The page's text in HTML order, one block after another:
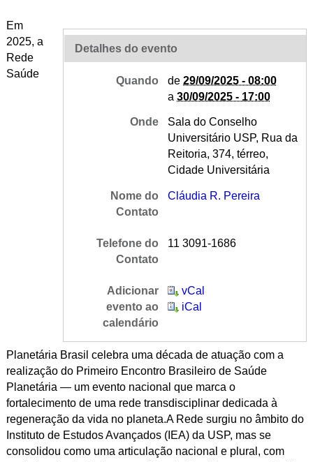
Detalhes do evento
Quando de29/09/2025 - 08:00
a30/09/2025 - 17:00
Onde
Sala do Conselho
Universitário USP, Rua da
Reitoria, 374, térreo,
Cidade Universitária
Nome do
Contato
Cláudia R. Pereira
Telefone do
Contato
11 3091-1686
Adicionar
evento ao
calendário
vCal
iCal
Em
2025, a
Rede
Saúde
Planetária Brasil celebra uma década de atuação com a
realização do Primeiro Encontro Brasileiro de Saúde
Planetária — um evento nacional que marca o
fortalecimento de uma rede transdisciplinar dedicada à
regeneração da vida no planeta.A Rede surgiu no âmbito do
Instituto de Estudos Avançados (IEA) da USP, mas se
consolidou como uma articulação nacional e plural, com